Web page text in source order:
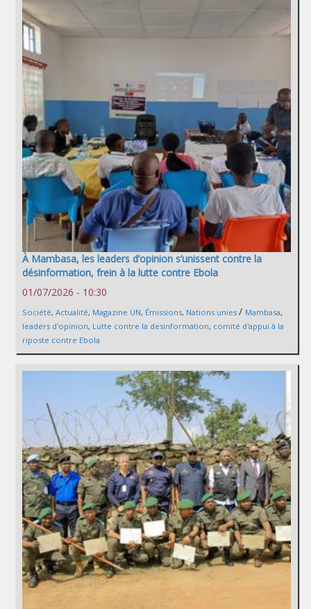
À Mambasa, les leaders d’opinion s’unissent contre la
désinformation, frein à la lutte contre Ebola
01/07/2026 - 10:30
Société, Actualité, Magazine UN, Émissions, Nations unies / Mambasa,
leaders d'opinion, Lutte contre la desinformation, comité d'appui à la
riposte contre Ebola